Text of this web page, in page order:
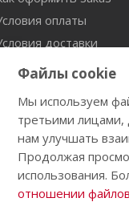
оплаты
доставки
на товар
публичной офертой.
Файлы cookie
Мы используем
третьими лицами,
нам улучшать
Продолжая
использования.
отношении